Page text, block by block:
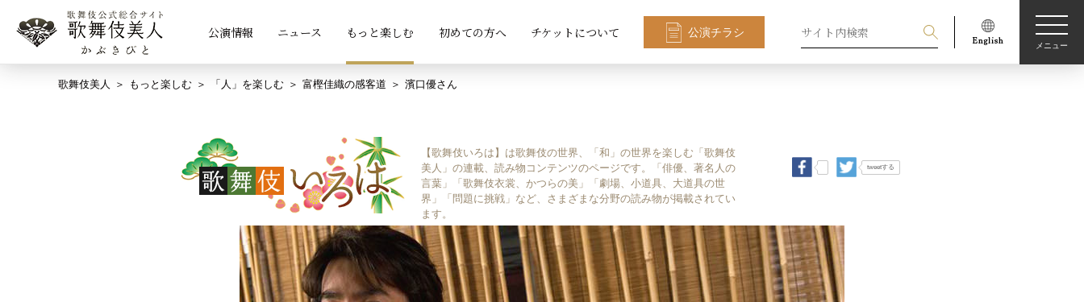
公演情報 ニュース もっと楽しむ 初めての方へ チケットについて 公演チラシ
メニュー
歌舞伎美人 もっと楽しむ 「人」を楽しむ 富樫佳織の感客道 濱口優さん
【歌舞伎いろは】は歌舞伎の世界、「和」の世界を楽しむ「歌舞伎
美人」の連載、読み物コンテンツのページです。「俳優、著名人の
言葉」「歌舞伎衣裳、かつらの美」「劇場、小道具、大道具の世
界」「問題に挑戦」など、さまざまな分野の読み物が掲載されてい
ます。
tweetする